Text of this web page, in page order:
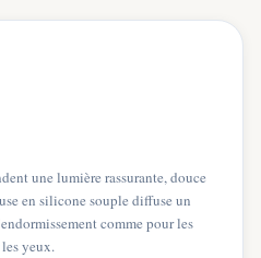
une lumière rassurante, douce
en silicone souple diffuse un
comme pour les
les yeux.